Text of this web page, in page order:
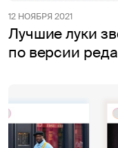
12 НОЯБРЯ 2021
Лучшие луки
по версии